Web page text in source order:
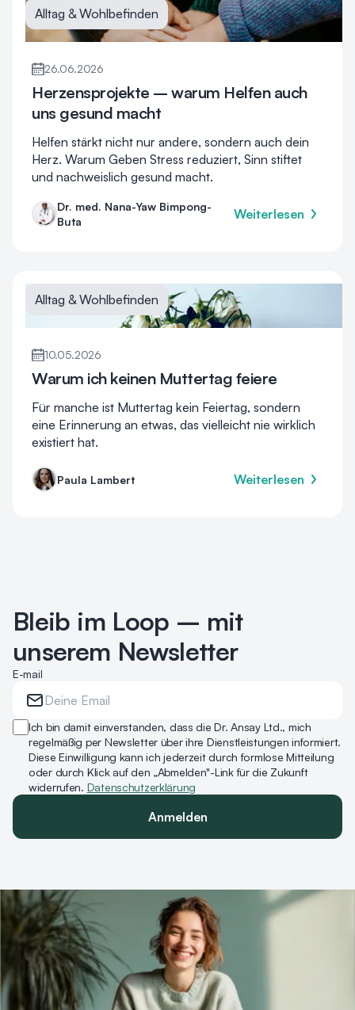
Alltag & Wohlbefinden
26.06.2026
Herzensprojekte – warum Helfen auch
uns gesund macht
Helfen stärkt nicht nur andere, sondern auch dein
Herz. Warum Geben Stress reduziert, Sinn stiftet
und nachweislich gesund macht.
Dr. med. Nana-Yaw Bimpong-
Buta
Weiterlesen
Alltag & Wohlbefinden
10.05.2026
Warum ich keinen Muttertag feiere
Für manche ist Muttertag kein Feiertag, sondern
eine Erinnerung an etwas, das vielleicht nie wirklich
existiert hat.
Paula Lambert Weiterlesen
Bleib im Loop – mit
unserem Newsletter
E-mail
Ich bin damit einverstanden, dass die Dr. Ansay Ltd., mich
regelmäßig per Newsletter über ihre Dienstleistungen informiert.
Diese Einwilligung kann ich jederzeit durch formlose Mitteilung
oder durch Klick auf den „Abmelden"-Link für die Zukunft
widerrufen. Datenschutzerklärung
Anmelden